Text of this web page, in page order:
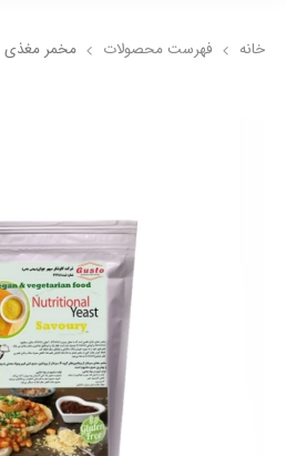
خانه فهرست محصولات مخمر مغذی ۲۰۰ گرمی گاستو